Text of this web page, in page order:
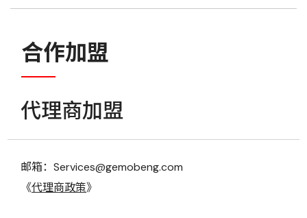
合作加盟
代理商加盟
邮箱：Services@gemobeng.com
《代理商政策》